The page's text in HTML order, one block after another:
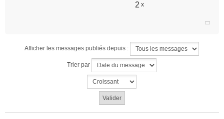
2 x
Afficher les messages publiés depuis :
Trier par